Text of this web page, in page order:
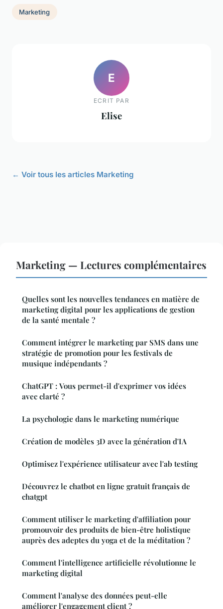
Marketing
E
ECRIT PAR
Elise
← Voir tous les articles Marketing
Marketing — Lectures complémentaires
Quelles sont les nouvelles tendances en matière de
marketing digital pour les applications de gestion
de la santé mentale ?
Comment intégrer le marketing par SMS dans une
stratégie de promotion pour les festivals de
musique indépendants ?
ChatGPT : Vous permet-il d'exprimer vos idées
avec clarté ?
La psychologie dans le marketing numérique
Création de modèles 3D avec la génération d'IA
Optimisez l'expérience utilisateur avec l'ab testing
Découvrez le chatbot en ligne gratuit français de
chatgpt
Comment utiliser le marketing d'affiliation pour
promouvoir des produits de bien-être holistique
auprès des adeptes du yoga et de la méditation ?
Comment l'intelligence artificielle révolutionne le
marketing digital
Comment l'analyse des données peut-elle
améliorer l'engagement client ?